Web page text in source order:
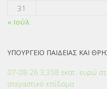
31
« Ιούλ
ΥΠΟΥΡΓΕΙΟ ΠΑΙΔΕΙΑΣ ΚΑΙ
07-08-26 3,358 εκατ. ευρώ
στεγαστικό επίδομα